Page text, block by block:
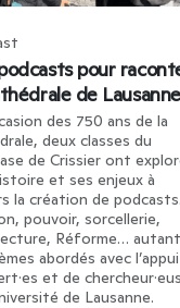
pour
de Lausanne
des 750 ans de la
deux classes du
de Crissier ont
et ses enjeux à
la création de podcasts.
pouvoir, sorcellerie,
Réforme… autant
abordés avec l’appui
et de
de Lausanne.